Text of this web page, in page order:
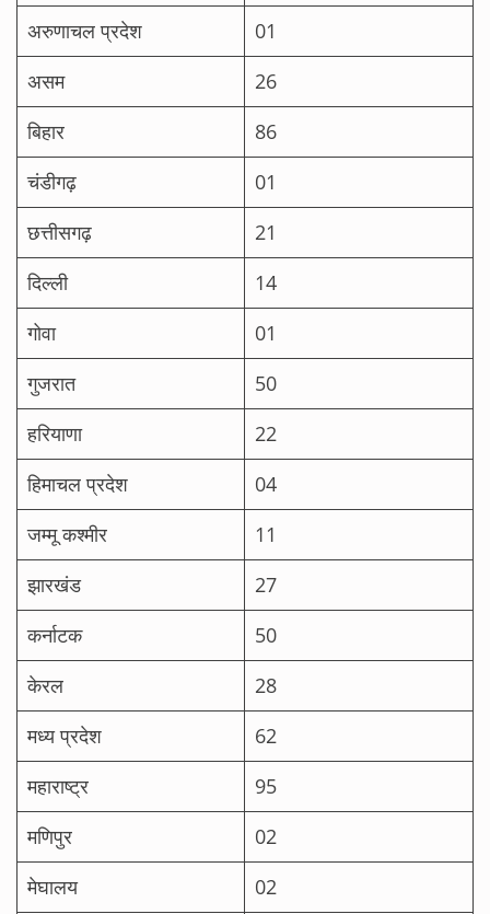
अरुणाचल प्रदेश
01
असम
26
बिहार
86
चंडीगढ़
01
छत्तीसगढ़
21
दिल्ली
14
गोवा
01
गुजरात
50
हरियाणा
22
हिमाचल प्रदेश
04
जम्मू कश्मीर
11
झारखंड
27
कर्नाटक
50
केरल
28
मध्य प्रदेश
62
महाराष्ट्र
95
मणिपुर
02
मेघालय
02